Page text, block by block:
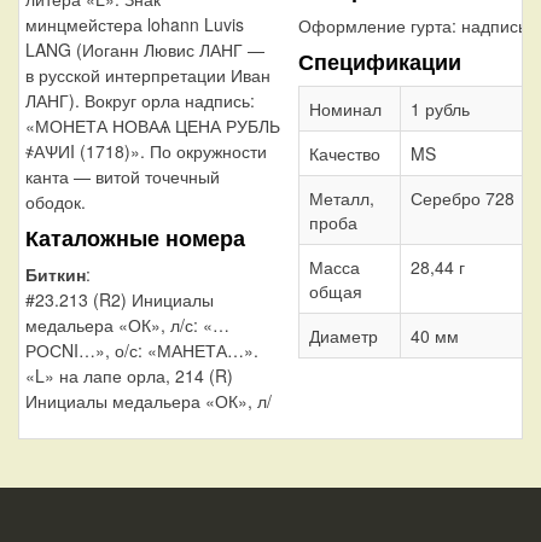
минцмейстера lohann Luvis
LANG (Иоганн Лювис ЛАНГ —
в русской интерпретации Иван
ЛАНГ). Вокруг орла надпись:
«МОНЕТА НОВАѦ ЦЕНА РУБЛЬ
҂АѰИI (1718)». По окружности
канта — витой точечный
ободок.
Каталожные номера
Биткин:
#23.213 (R2) Инициалы
медальера «ОК», л/с: «…
РОСNI…», о/с: «МАНЕТА…».
«L» на лапе орла, 214 (R)
Инициалы медальера «ОК», л/
Оформление гурта: надпись
Спецификации
Номинал
1 рубль
Качество
MS
Металл,
проба
Серебро 728
Масса
общая
28,44 г
Диаметр 40 мм